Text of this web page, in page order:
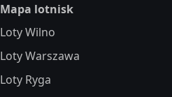
Mapa lotnisk
Loty Wilno
Loty Warszawa
Loty Ryga